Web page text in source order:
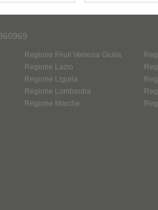
Regione Friuli Venezia Giulia
Regione Lazio
Regione Liguria
Regione Lombardia
Regione Marche